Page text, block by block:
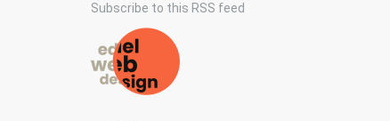
Subscribe to this RSS feed